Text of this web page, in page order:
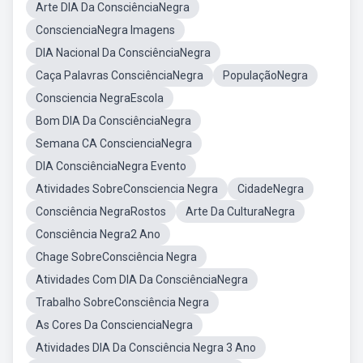
Arte DIA Da ConsciênciaNegra
ConscienciaNegra Imagens
DIA Nacional Da ConsciênciaNegra
Caça Palavras ConsciênciaNegra
PopulaçãoNegra
Consciencia NegraEscola
Bom DIA Da ConsciênciaNegra
Semana CA ConscienciaNegra
DIA ConsciênciaNegra Evento
Atividades SobreConsciencia Negra
CidadeNegra
Consciência NegraRostos
Arte Da CulturaNegra
Consciência Negra2 Ano
Chage SobreConsciência Negra
Atividades Com DIA Da ConsciênciaNegra
Trabalho SobreConsciência Negra
As Cores Da ConscienciaNegra
Atividades DIA Da Consciência Negra 3 Ano